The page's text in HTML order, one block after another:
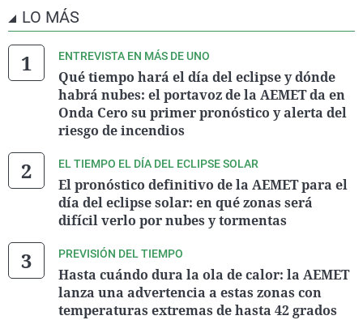
LO MÁS
ENTREVISTA EN MÁS DE UNO
Qué tiempo hará el día del eclipse y dónde
habrá nubes: el portavoz de la AEMET da en
Onda Cero su primer pronóstico y alerta del
riesgo de incendios
EL TIEMPO EL DÍA DEL ECLIPSE SOLAR
El pronóstico definitivo de la AEMET para el
día del eclipse solar: en qué zonas será
difícil verlo por nubes y tormentas
PREVISIÓN DEL TIEMPO
Hasta cuándo dura la ola de calor: la AEMET
lanza una advertencia a estas zonas con
temperaturas extremas de hasta 42 grados